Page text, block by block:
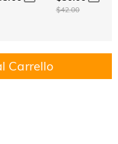
$42.00
Carrello